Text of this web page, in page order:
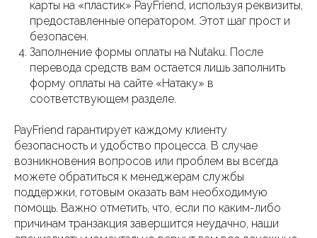
карты на «пластик» PayFriend, используя реквизиты,
предоставленные оператором. Этот шаг прост и
безопасен.
Заполнение формы оплаты на Nutaku. После
перевода средств вам остается лишь заполнить
форму оплаты на сайте «Натаку» в
соответствующем разделе.
PayFriend гарантирует каждому клиенту
безопасность и удобство процесса. В случае
возникновения вопросов или проблем вы всегда
можете обратиться к менеджерам службы
поддержки, готовым оказать вам необходимую
помощь. Важно отметить, что, если по каким-либо
причинам транзакция завершится неудачно, наши